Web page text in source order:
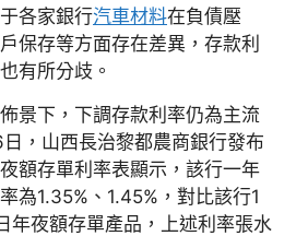
各家銀行汽車材料在負債壓
保存等方面存在差異，存款利
有所分歧。
景下，下調存款利率仍為主流
，山西長治黎都農商銀行發布
額存單利率表顯示，該行一年
為1.35%、1.45%，對比該行1
年夜額存單產品，上述利率張水